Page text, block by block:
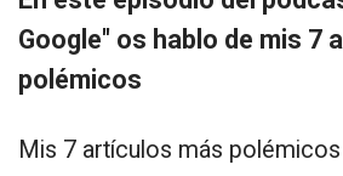
Google" os hablo de mis 7
polémicos
Mis 7 artículos más polémicos